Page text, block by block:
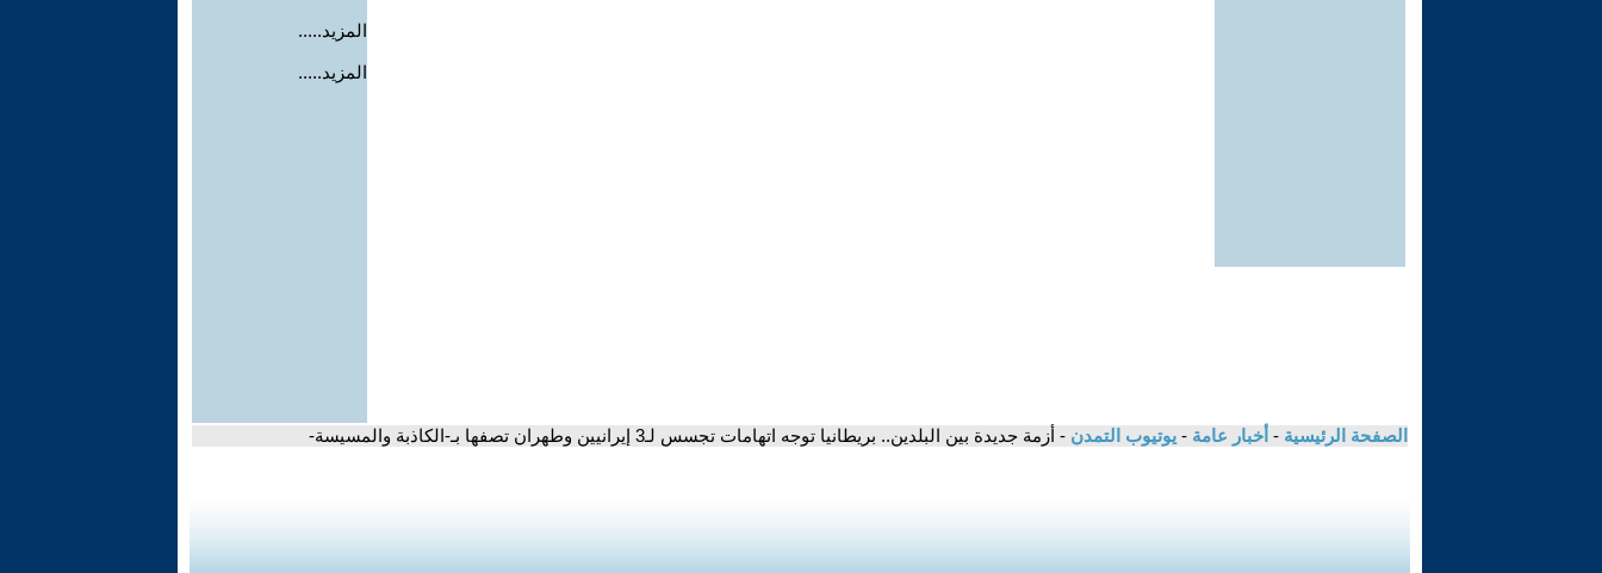
المزيد.....
المزيد.....
الصفحة الرئيسية - أخبار عامة - يوتيوب التمدن - أزمة جديدة بين البلدين.. بريطانيا توجه اتهامات تجسس لـ3 إيرانيين وطهران تصفها بـ-الكاذبة والمسيسة-